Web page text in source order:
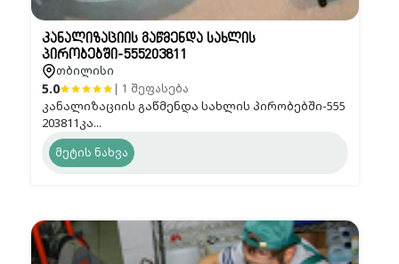
კანალიზაციის გაწმენდა სახლის
პირობებში-555203811
თბილისი
5.0 | 1 შეფასება
კანალიზაციის გაწმენდა სახლის პირობებში-555
203811კა...
მეტის ნახვა